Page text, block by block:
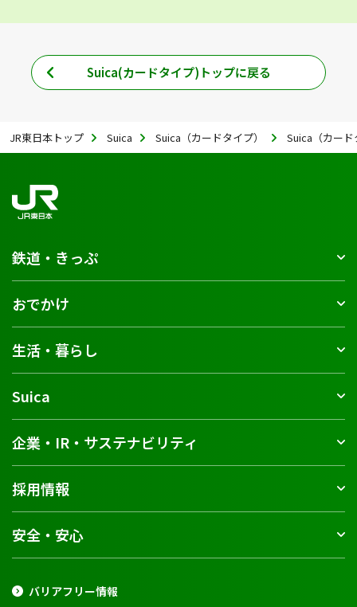
Suica(カードタイプ)トップに戻る
JR東日本トップ Suica Suica（カードタイプ） Suica（カー
鉄道・きっぷ
おでかけ
生活・暮らし
Suica
企業・IR・サステナビリティ
採用情報
安全・安心
バリアフリー情報